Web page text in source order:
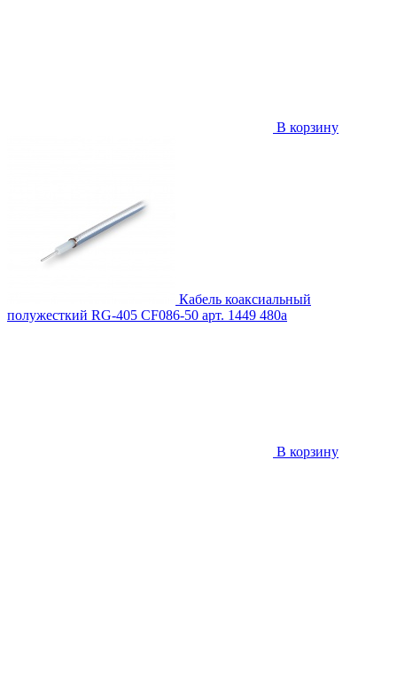
В корзину
Кабель коаксиальный
полужесткий RG-405 CF086-50 арт. 1449 480a
В корзину